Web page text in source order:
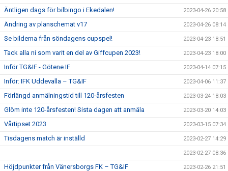
Äntligen dags för bilbingo i Ekedalen! 2023-04-26 20:58
Ändring av planschemat v17 2023-04-26 08:14
Se bilderna från söndagens cupspel! 2023-04-23 18:51
Tack alla ni som varit en del av Giffcupen 2023! 2023-04-23 18:00
Inför TG&IF - Götene IF 2023-04-14 07:15
Inför: IFK Uddevalla – TG&IF 2023-04-06 11:37
Förlängd anmälningstid till 120-årsfesten 2023-03-24 18:03
Glöm inte 120-årsfesten! Sista dagen att anmäla 2023-03-20 14:03
Vårtipset 2023 2023-03-15 07:34
Tisdagens match är inställd 2023-02-27 14:29
2023-02-27 08:36
Höjdpunkter från Vänersborgs FK – TG&IF 2023-02-26 21:51